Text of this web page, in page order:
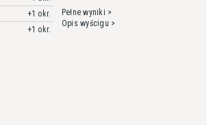
+1 okr.
+1 okr.
Pełne wyniki >
Opis wyścigu >